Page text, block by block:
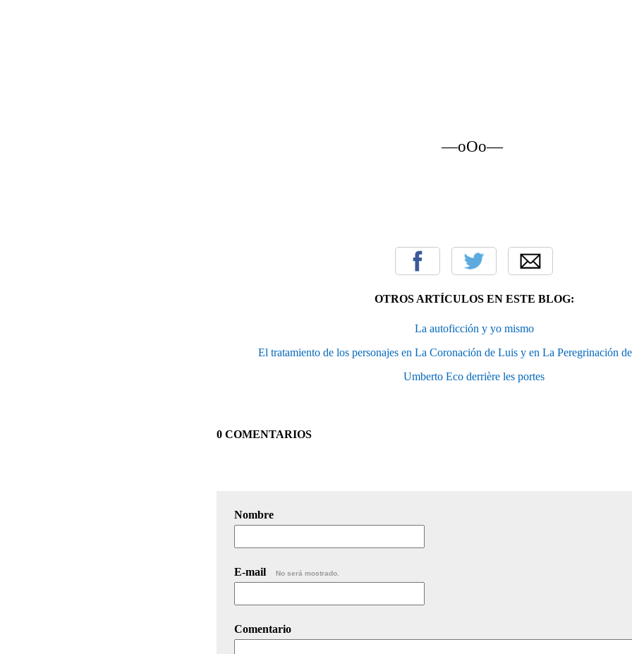
—oOo—
OTROS ARTÍCULOS EN ESTE BLOG:
La autoficción y yo mismo
El tratamiento de los personajes en La Coronación de Luis y en La Peregrinación
Umberto Eco derrière les portes
0 COMENTARIOS
Nombre
E-mail No será mostrado.
Comentario